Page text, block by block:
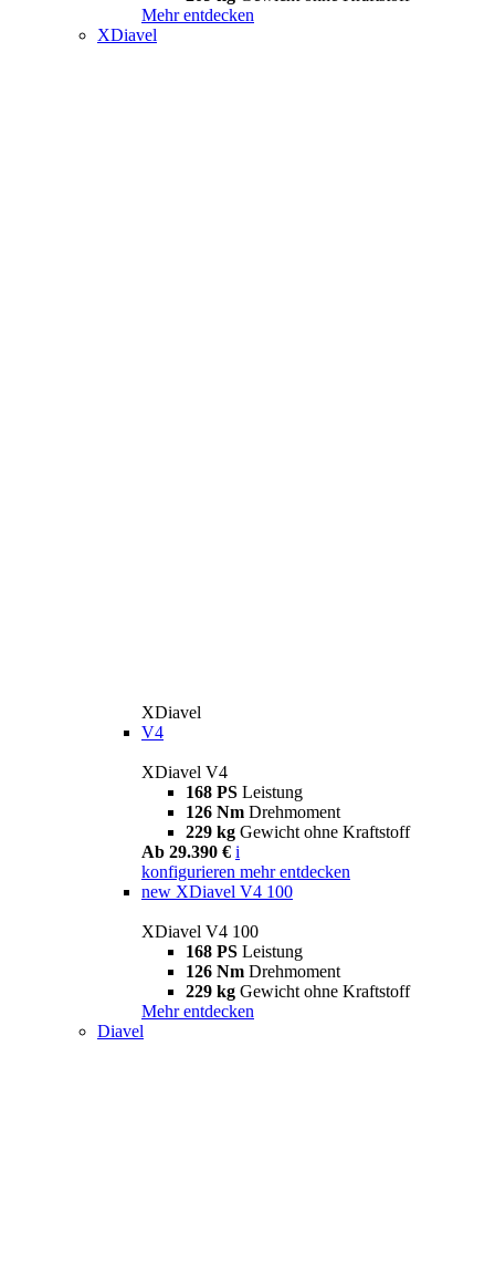
Mehr entdecken
XDiavel
XDiavel
V4
XDiavel V4
168 PS Leistung
126 Nm Drehmoment
229 kg Gewicht ohne Kraftstoff
Ab 29.390 € i
konfigurieren mehr entdecken
new XDiavel V4 100
XDiavel V4 100
168 PS Leistung
126 Nm Drehmoment
229 kg Gewicht ohne Kraftstoff
Mehr entdecken
Diavel